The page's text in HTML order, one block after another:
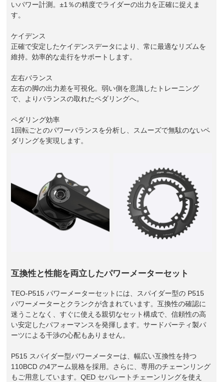
いパワー計測。±1％の精度でライダーの出力を正確に捉えま
す。
ケイデンス
正確で安定したケイデンスデータにより、常に最適なリズムを
維持。効率的な走行をサポートします。
左右バランス
左右の脚の出力差を可視化。弱い側を意識したトレーニング
で、よりバランスの取れたペダリングへ。
ペダリング効率
1回転ごとのパワーバランスを分析し、スムーズで無駄のないペ
ダリングを実現します。
互換性と性能を両立したパワーメーターセット
TEO-P515 パワーメーターセットには、スパイダー型の P515
パワーメーターとクランクが含まれています。互換性の確認に
迷うことなく、すぐに使える親切なセット構成で、信頼性の高
い安定したパフォーマンスを発揮します。サードパーティ製パ
ーツによる干渉の心配もありません。
P515 スパイダー型パワーメーターは、幅広い互換性を持つ
110BCD の4アーム規格を採用。さらに、専用のチェーンリング
もご用意しています。QED セパレートチェーンリングを使え